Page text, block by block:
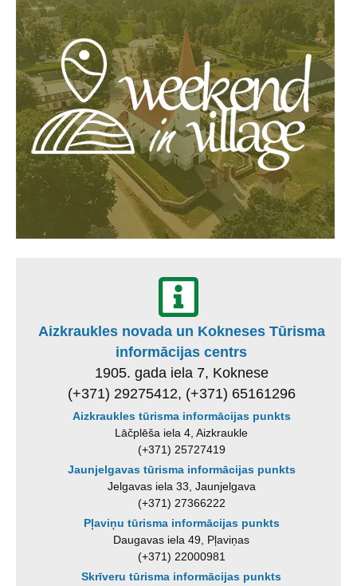
Aizkraukles novada un Kokneses Tūrisma
informācijas centrs
1905. gada iela 7, Koknese
(+371) 29275412, (+371) 65161296
Aizkraukles tūrisma informācijas punkts
Lāčplēša iela 4, Aizkraukle
(+371) 25727419
Jaunjelgavas tūrisma informācijas punkts
Jelgavas iela 33, Jaunjelgava
(+371) 27366222
Pļaviņu tūrisma informācijas punkts
Daugavas iela 49, Pļaviņas
(+371) 22000981
Skrīveru tūrisma informācijas punkts